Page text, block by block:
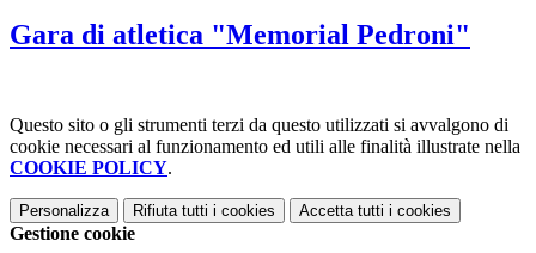
Gara di atletica "Memorial Pedroni"
Questo sito o gli strumenti terzi da questo utilizzati si avvalgono di
cookie necessari al funzionamento ed utili alle finalità illustrate nella
COOKIE POLICY.
Personalizza Rifiuta tutti i cookies Accetta tutti i cookies
Gestione cookie